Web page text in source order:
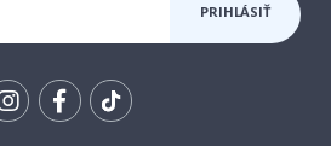
PRIHLÁSIŤ